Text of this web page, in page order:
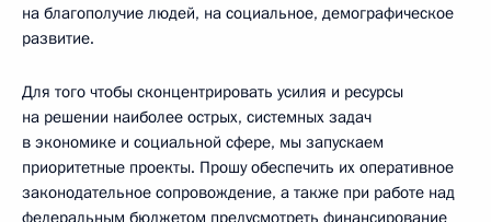
на благополучие людей, на социальное, демографическое
развитие.
Для того чтобы сконцентрировать усилия и ресурсы
на решении наиболее острых, системных задач
в экономике и социальной сфере, мы запускаем
приоритетные проекты. Прошу обеспечить их оперативное
законодательное сопровождение, а также при работе над
федеральным бюджетом предусмотреть финансирование